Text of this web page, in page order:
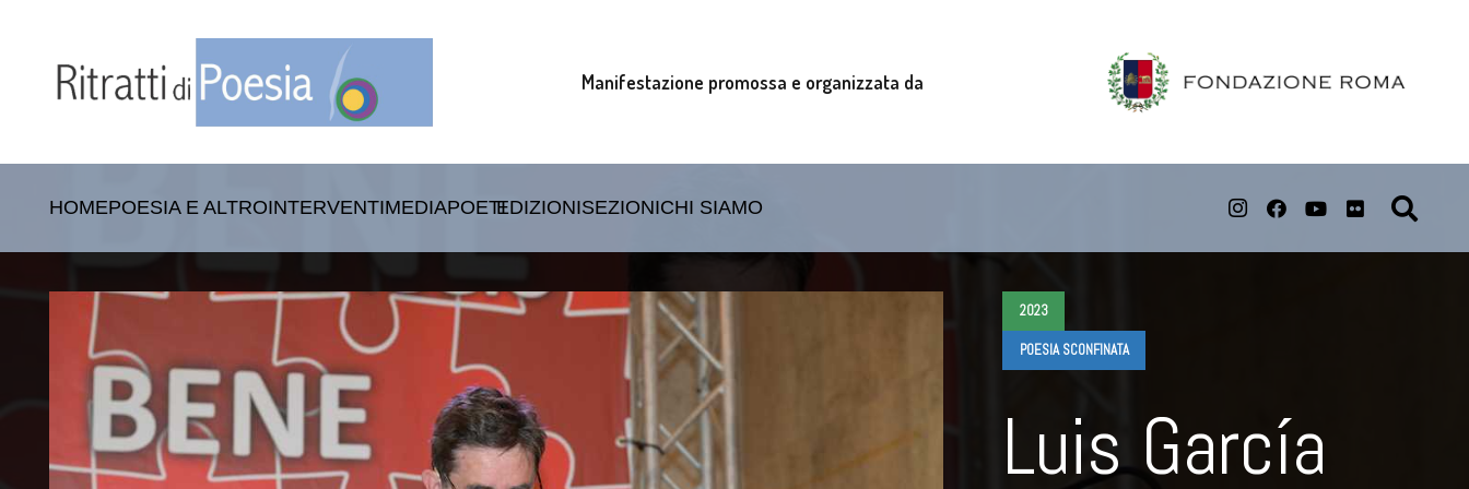
Manifestazione promossa e organizzata da
HOMEPOESIA E ALTROINTERVENTIMEDIAPOETIEDIZIONISEZIONICHI SIAMO
2023
POESIA SCONFINATA
Luis García